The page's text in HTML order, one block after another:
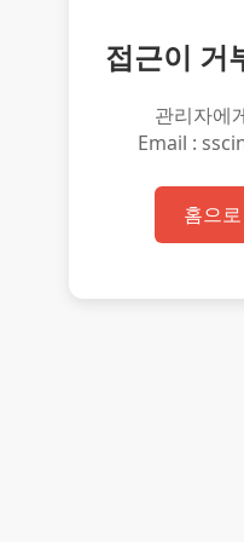
접근이 거
관리자에
Email :
홈으